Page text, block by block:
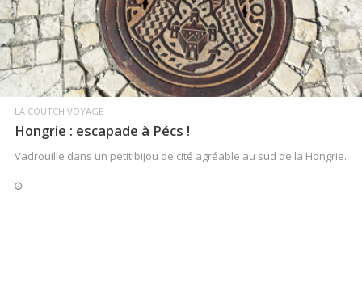
LIRE LA SUITE
LA COUTCH VOYAGE
Hongrie : escapade à Pécs !
Vadrouille dans un petit bijou de cité agréable au sud de la Hongrie.